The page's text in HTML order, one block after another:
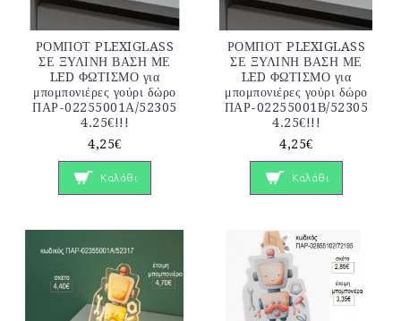
ΡΟΜΠΟΤ PLEXIGLASS
ΣΕ ΞΥΛΙΝΗ ΒΑΣΗ ΜΕ
LED ΦΩΤΙΣΜΟ για
μπομπονιέρες γούρι δώρο
ΠΑΡ-02255001Α/52305
4.25€!!!
4,25€
Καλάθι
ΡΟΜΠΟΤ PLEXIGLASS
ΣΕ ΞΥΛΙΝΗ ΒΑΣΗ ΜΕ
LED ΦΩΤΙΣΜΟ για
μπομπονιέρες γούρι δώρο
ΠΑΡ-02255001Β/52305
4.25€!!!
4,25€
Καλάθι